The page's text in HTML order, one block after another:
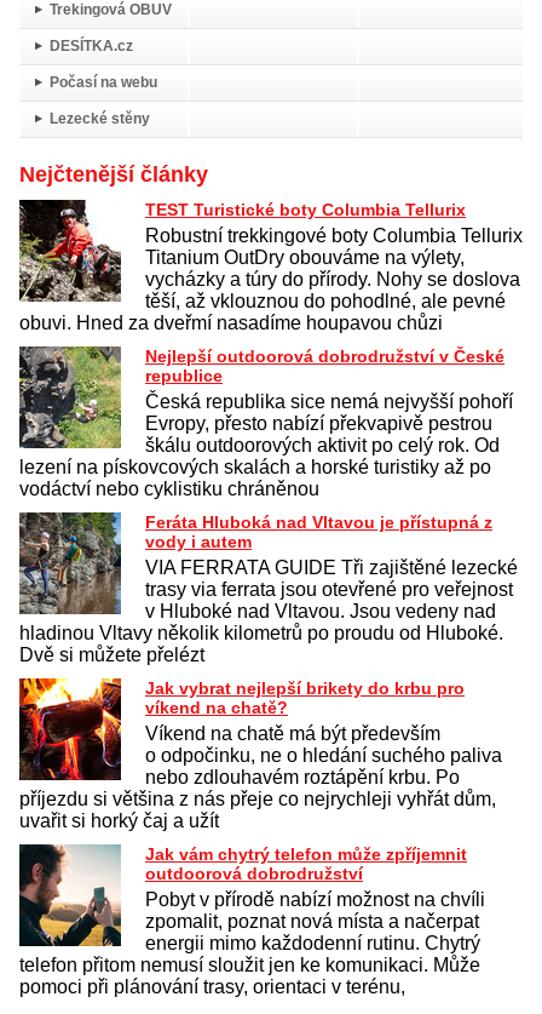
Trekingová OBUV
DESÍTKA.cz
Počasí na webu
Lezecké stěny
Nejčtenější články
TEST Turistické boty Columbia Tellurix
Robustní trekkingové boty Columbia Tellurix
Titanium OutDry obouváme na výlety,
vycházky a túry do přírody. Nohy se doslova
těší, až vklouznou do pohodlné, ale pevné
obuvi. Hned za dveřmí nasadíme houpavou chůzi
Nejlepší outdoorová dobrodružství v České
republice
Česká republika sice nemá nejvyšší pohoří
Evropy, přesto nabízí překvapivě pestrou
škálu outdoorových aktivit po celý rok. Od
lezení na pískovcových skalách a horské turistiky až po
vodáctví nebo cyklistiku chráněnou
Feráta Hluboká nad Vltavou je přístupná z
vody i autem
VIA FERRATA GUIDE Tři zajištěné lezecké
trasy via ferrata jsou otevřené pro veřejnost
v Hluboké nad Vltavou. Jsou vedeny nad
hladinou Vltavy několik kilometrů po proudu od Hluboké.
Dvě si můžete přelézt
Jak vybrat nejlepší brikety do krbu pro
víkend na chatě?
Víkend na chatě má být především
o odpočinku, ne o hledání suchého paliva
nebo zdlouhavém roztápění krbu. Po
příjezdu si většina z nás přeje co nejrychleji vyhřát dům,
uvařit si horký čaj a užít
Jak vám chytrý telefon může zpříjemnit
outdoorová dobrodružství
Pobyt v přírodě nabízí možnost na chvíli
zpomalit, poznat nová místa a načerpat
energii mimo každodenní rutinu. Chytrý
telefon přitom nemusí sloužit jen ke komunikaci. Může
pomoci při plánování trasy, orientaci v terénu,